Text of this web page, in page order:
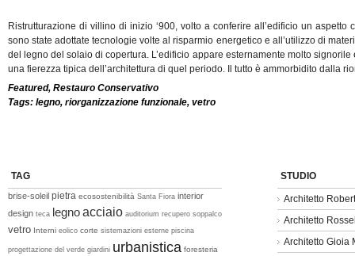
Ristrutturazione di villino di inizio ‘900, volto a conferire all’edificio un
sono state adottate tecnologie volte al risparmio energetico e all’utilizzo di
del legno del solaio di copertura. L’edificio appare esternamente molto
una fierezza tipica dell’architettura di quel periodo. Il tutto è ammorbidito dalla
Featured, Restauro Conservativo
Tags: legno, riorganizzazione funzionale, vetro
TAG
brise-soleil pietra ecosostenibilità Santa Fiora interior
design teca legnoacciaio auditorium recupero soppalco
vetro Interni eolico corte sistemazioni esterne piscina
progettazione del verde giardini urbanistica foresteria
STUDIO
Architetto
Architetto
Architetto Gioia